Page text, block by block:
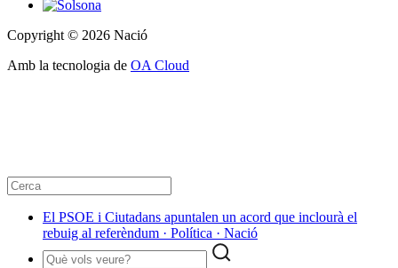
Copyright © 2026 Nació
Amb la tecnologia de OA Cloud
El PSOE i Ciutadans apuntalen un acord que inclourà el
rebuig al referèndum · Política · Nació